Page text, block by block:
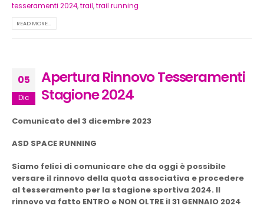
tesseramenti 2024,trail,trail running
READ MORE...
05
Dic
Apertura Rinnovo Tesseramenti
Stagione 2024
Comunicato del 3 dicembre 2023
ASD SPACE RUNNING
Siamo felici di comunicare che da oggi è possibile
versare il rinnovo della quota associativa e procedere
al tesseramento per la stagione sportiva 2024. Il
rinnovo va fatto ENTRO e NON OLTRE il 31 GENNAIO 2024